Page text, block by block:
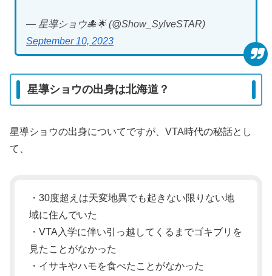
— 星導ショウ🐙🌟 (@Show_SylveSTAR)
September 10, 2023
星導ショウの出身は北海道？
星導ショウの出身についてですが、VTA時代の秘話とし
て、
・30度超えは天変地異でも起きない限りない地
域に住んでいた
・VTA入学に伴い引っ越してくるまでゴキブリを
見たことがなかった
・イサキやハモを食べたことがなかった